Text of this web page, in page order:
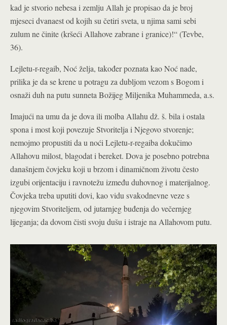
kad je stvorio nebesa i zemlju Allah je propisao da je broj
mjeseci dvanaest od kojih su četiri sveta, u njima sami sebi
zulum ne činite (kršeći Allahove zabrane i granice)!“ (Tevbe,
36).
Lejletu-r-regaib, Noć želja, također poznata kao Noć nade,
prilika je da se krene u potragu za dubljom vezom s Bogom i
osnaži duh na putu sunneta Božijeg Miljenika Muhammeda, a.s.
Imajući na umu da je dova ili molba Allahu dž. š. bila i ostala
spona i most koji povezuje Stvoritelja i Njegovo stvorenje;
nemojmo propustiti da u noći Lejletu-r-regaiba dokučimo
Allahovu milost, blagodat i bereket. Dova je posebno potrebna
današnjem čovjeku koji u brzom i dinamičnom životu često
izgubi orijentaciju i ravnotežu između duhovnog i materijalnog.
Čovjeka treba uputiti dovi, kao vidu svakodnevne veze s
njegovim Stvoriteljem, od jutarnjeg buđenja do večernjeg
lijeganja; da dovom čisti svoju dušu i istraje na Allahovom putu.